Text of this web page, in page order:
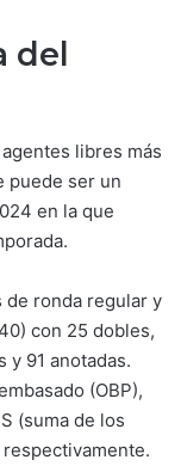
del
libres más
puede ser un
en la que
de ronda regular y
con 25 dobles,
y 91 anotadas.
(OBP),
(suma de los